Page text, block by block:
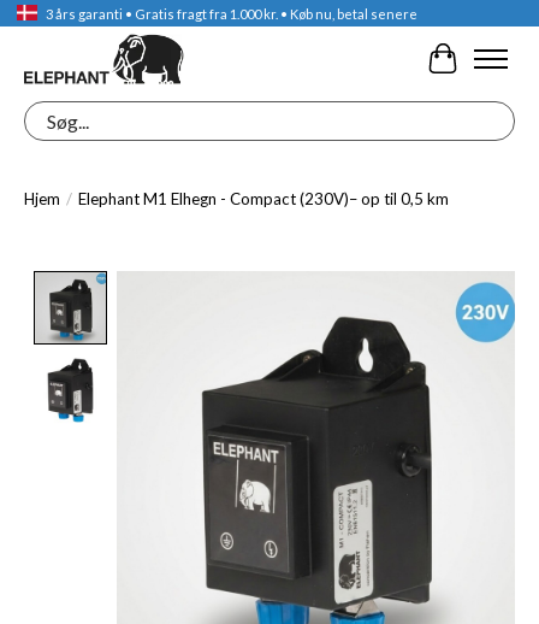
3 års garanti • Gratis fragt fra 1.000 kr. • Køb nu, betal senere
Søg
Hjem / Elephant M1 Elhegn - Compact (230V)– op til 0,5 km